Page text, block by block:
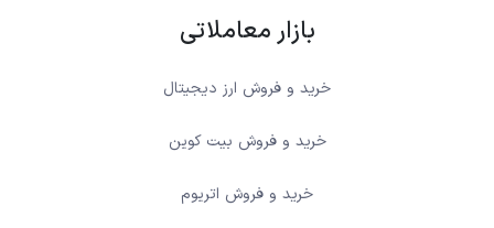
بازار معاملاتی
خرید و فروش ارز دیجیتال
خرید و فروش بیت کوین
خرید و فروش اتریوم